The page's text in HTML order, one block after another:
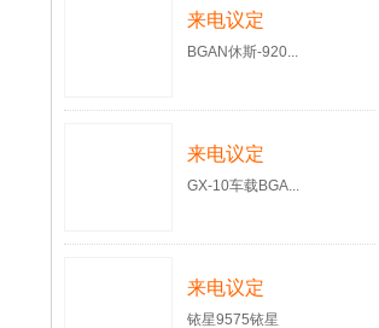
来电议定
BGAN休斯-920...
来电议定
GX-10车载BGA...
来电议定
铱星9575铱星